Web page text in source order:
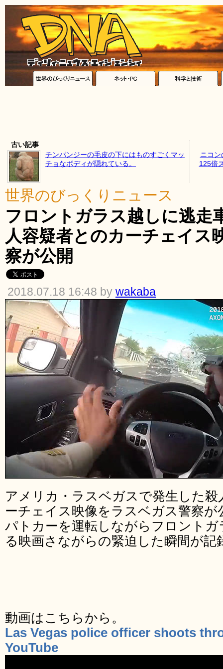
古い記事
チンパンジーの毛皮の下にはものすごくマッ
チョなボディが隠れている。
ニコ
125倍
世界のびっくりニュース
フロントガラス越しに逃走
人容疑者とのカーチェイス
察が公開
2018.07.18 16:48 by wakaba
アメリカ・ラスベガスで発生した
ーチェイス映像をラスベガス警察が
パトカーを運転しながらフロント
る映画さながらの緊迫した瞬間が記
動画はこちらから。
Las Vegas police officer shoots
YouTube